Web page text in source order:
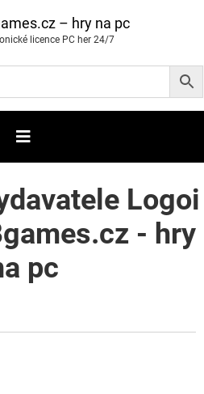
– hry na pc
licence PC her 24/7
Logoi
- hry
pc